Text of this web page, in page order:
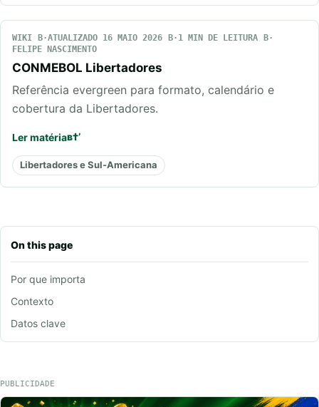
On this page
Por que importa
Contexto
Datos clave
WIKI ATUALIZADO 16 MAIO 2026
1 MIN DE LEITURA
FELIPE NASCIMENTO
CONMEBOL Libertadores
Referência evergreen para formato, calendário e
cobertura da Libertadores.
Ler matéria
Libertadores e Sul-Americana
PUBLICIDADE